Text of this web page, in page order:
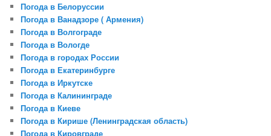
Погода в Белоруссии
Погода в Ванадзоре ( Армения)
Погода в Волгограде
Погода в Вологде
Погода в городах России
Погода в Екатеринбурге
Погода в Иркутске
Погода в Калининграде
Погода в Киеве
Погода в Кирише (Ленинградская область)
Погода в Кировграде